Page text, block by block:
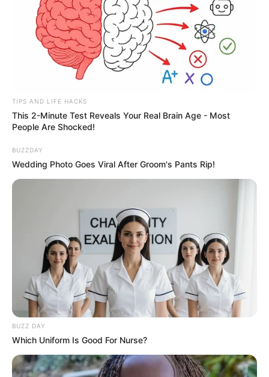
TIPS AND LIFE HACKS
This 2-Minute Test Reveals Your Real Brain Age - Most
People Are Shocked!
BUZZDAY
Wedding Photo Goes Viral After Groom's Pants Rip!
BUZZ DAY
Which Uniform Is Good For Nurse?